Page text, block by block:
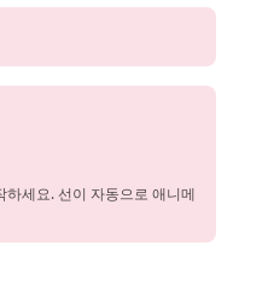
세요. 선이 자동으로 애니메